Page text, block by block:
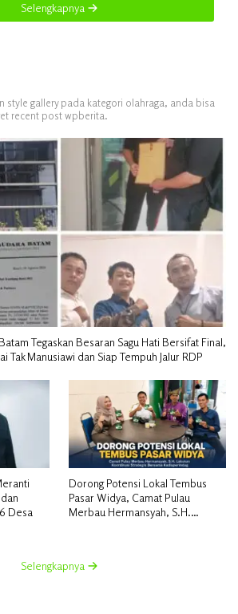
Selengkapnya
style gallery pada kategori olahraga, anda bisa
recent post wpberita.
Tegaskan Besaran Sagu Hati Bersifat Final,
Tak Manusiawi dan Siap Tempuh Jalur RDP
Desa
Dorong Potensi Lokal Tembus
Pasar Widya, Camat Pulau
Merbau Hermansyah, S.H.
Selengkapnya